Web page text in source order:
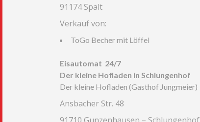
91174 Spalt
Verkauf von:
ToGo Becher mit Löffel
Eisautomat 24/7
Der kleine Hofladen in Schlungenhof
Der kleine Hofladen (Gasthof Jungmeier)
Ansbacher Str. 48